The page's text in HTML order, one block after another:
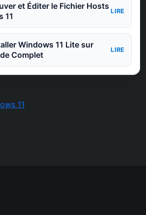
et Éditer le Fichier Hosts
11
LIRE
Windows 11 Lite sur
Complet
LIRE
11